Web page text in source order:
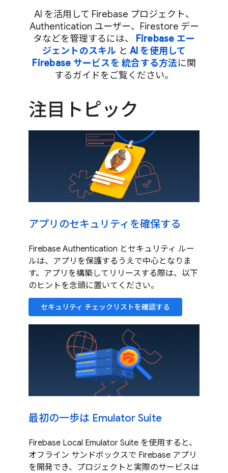
AI を活用して Firebase プロジェクト、
Authentication ユーザー、Firestore デー
タなどを管理するには、
Firebase エー
ジェントのスキル と AI を使用して
Firebase サービスを 統合する方法に関
するガイドをご覧ください。
注目トピック
アプリのセキュリティを確保する
Firebase Authentication とセキュリティ ルー
ルは、アプリを保護するうえで中心となりま
す。アプリを構築してリリースする際は、以下
のヒントを念頭に置いてください。
セキュリティ チェックリストを確認する
最初の一歩は Emulator Suite
Firebase Local Emulator Suite を使用すると、
オフライン サンドボックスで Firebase アプリ
を開発でき、プロジェクトと実際のサービスは